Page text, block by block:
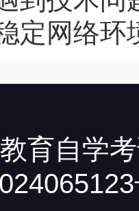
定网络环
育自学